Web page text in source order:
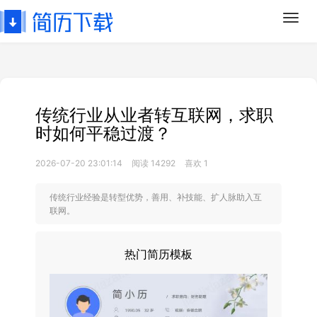
传统行业从业者转互联网，求职
时如何平稳过渡？
2026-07-20 23:01:14 阅读 14292 喜欢 1
传统行业经验是转型优势，善用、补技能、扩人脉助入互
联网。
热门简历模板